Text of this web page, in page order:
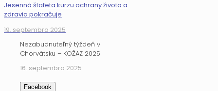
Jesenná štafeta kurzu ochrany života a
zdravia pokračuje
19. septembra 2025
Nezabudnuteľný týždeň v
Chorvátsku – KOŽAZ 2025
16. septembra 2025
Facebook